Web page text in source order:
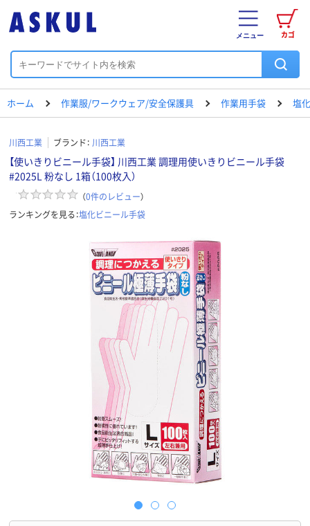
カゴ
メニュー
ホーム 作業服/ワークウェア/安全保護具 作業用手袋 塩
川西工業 ブランド： 川西工業
【使いきりビニール手袋】 川西工業 調理用使いきりビニール手袋
#2025L 粉なし 1箱（100枚入）
（0件のレビュー）
ランキングを見る：塩化ビニール手袋